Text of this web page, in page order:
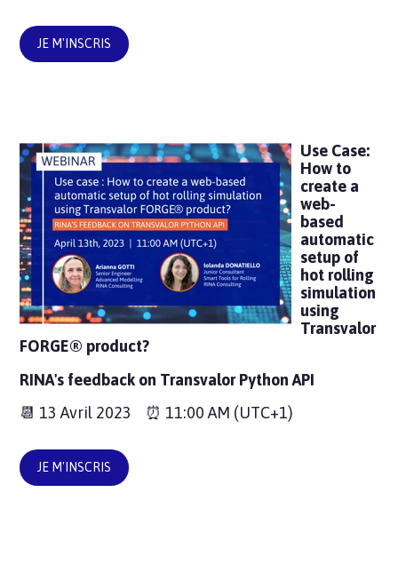
JE M'INSCRIS
Use Case:
How to
create a
web-
based
automatic
setup of
hot rolling
simulation
using
Transvalor
FORGE® product?
RINA's feedback on Transvalor Python API
📆 13 Avril 2023 ⏰ 11:00 AM (UTC+1)
JE M'INSCRIS